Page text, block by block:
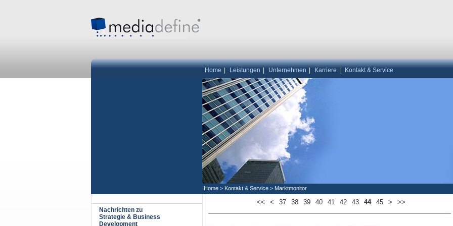
Home Leistungen Unternehmen Karriere Kontakt & Service
Home > Kontakt & Service > Marktmonitor
Nachrichten zu
Strategie & Business
Development
<< < 37 38 39 40 41 42 43 44 45 > >>